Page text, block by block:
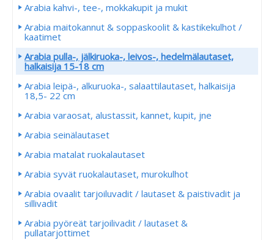
Arabia kahvi-, tee-, mokkakupit ja mukit
Arabia maitokannut & soppaskoolit & kastikekulhot /
kaatimet
Arabia pulla-, jälkiruoka-, leivos-, hedelmälautaset,
halkaisija 15-18 cm
Arabia leipä-, alkuruoka-, salaattilautaset, halkaisija
18,5- 22 cm
Arabia varaosat, alustassit, kannet, kupit, jne
Arabia seinälautaset
Arabia matalat ruokalautaset
Arabia syvät ruokalautaset, murokulhot
Arabia ovaalit tarjoiluvadit / lautaset & paistivadit ja
sillivadit
Arabia pyöreät tarjoilivadit / lautaset &
pullatarjottimet